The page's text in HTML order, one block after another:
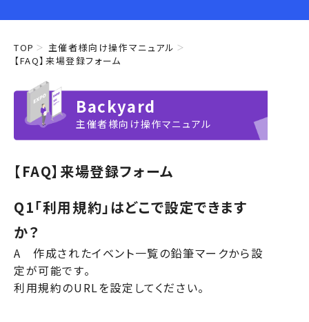
TOP
主催者様向け操作マニュアル
【FAQ】来場登録フォーム
Backyard
主催者様向け操作マニュアル
【FAQ】来場登録フォーム
Q1「利用規約」はどこで設定できます
か？
A 作成されたイベント一覧の鉛筆マークから設
定が可能です。
利用規約のURLを設定してください。